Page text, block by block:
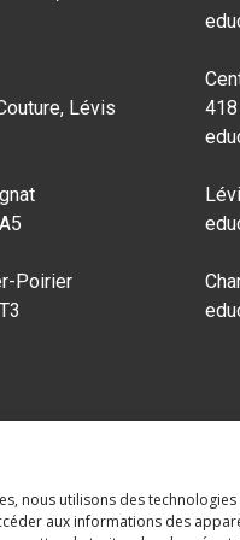
nous utilisons des
aux informations des
Lévis
Poirier